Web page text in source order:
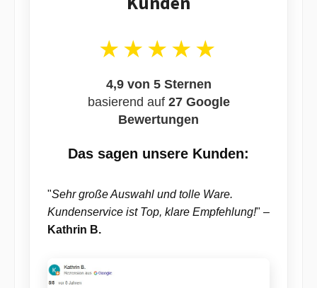
Werkstoff Aluminium ist sehr robust und die Farbe Silber absolut zeitlos,
ist auch eine gelungene Alternative zu einem echten Schädel. Der große
Stierkopf ist absolut detailgetreu gefertigt. Der Schädel lässt sich leicht
auf die richtige Befestigung geachtet werden.
★★★★★
4,9 von 5 Sternen
basierend auf 27 Google
Bewertungen
Das sagen unsere Kunden:
"Sehr große Auswahl und tolle Ware.
Kundenservice ist Top, klare Empfehlung!" –
Kathrin B.